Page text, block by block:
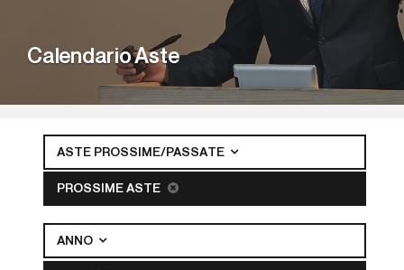
Calendario Aste
ASTE PROSSIME/PASSATE
PROSSIME ASTE
ANNO